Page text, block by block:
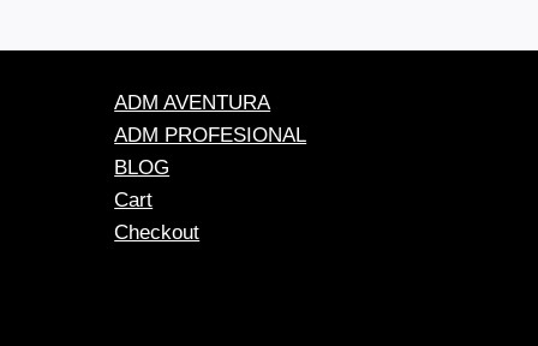
ADM AVENTURA
ADM PROFESIONAL
BLOG
Cart
Checkout